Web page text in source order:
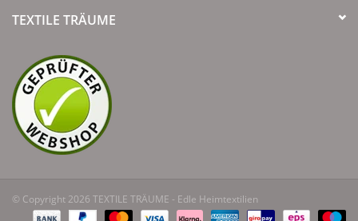
TEXTILE TRÄUME
© Copyright 2026 TEXTILE TRÄUME - Edle Heimtextilien